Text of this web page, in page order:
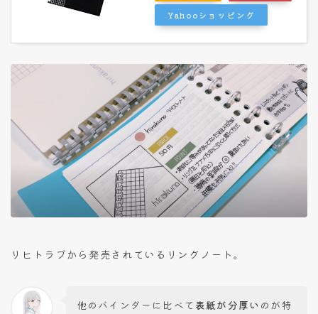
Yahooショッピング
リヒトラブから発売されているリングノート。
他のバインダーに比べて 表紙が分厚い のが特